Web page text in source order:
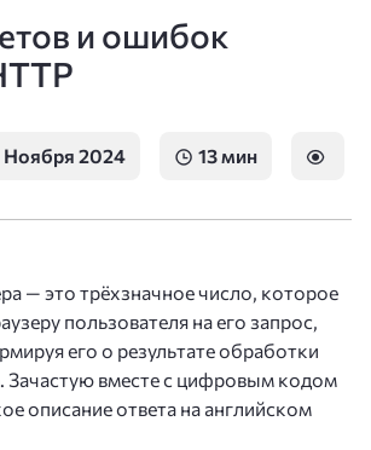
и ошибок
2024 13 мин
— это трёхзначное число, которое
пользователя на его запрос,
его о результате обработки
Зачастую вместе с цифровым кодом
описание ответа на английском